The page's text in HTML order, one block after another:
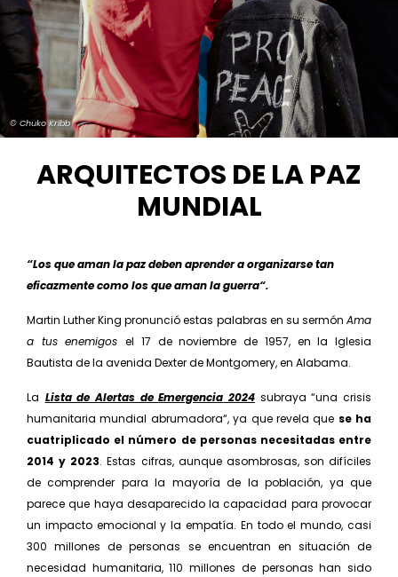
© Chuko Kribb
ARQUITECTOS DE LA PAZ
MUNDIAL
“Los que aman la paz deben aprender a organizar­se tan
eficazmente como los que aman la guerra“.
Martin Luther King pronunció estas palabras en su ser­món Ama
a tus enemigosel 17 de noviembre de 1957, en la Iglesia
Bautista de la avenida Dexter de Montgo­mery, en Alabama.
La Lista de Alertas deEmergencia 2024 subraya “una crisis
humanitaria mundial abrumadora“, ya que revela que se ha
cuatriplicado el número de per­sonas necesitadas entre
2014 y 2023. Estas cifras, aunque asombrosas, son difíciles
de comprender para la mayoría de la población, ya que
parece que haya desaparecido la capacidad para provocar
un impacto emocional y la empatía. En todo el mundo, casi
300 millones de personas se encuentran en situación de
necesidad humanitaria, 110 millones de personas han sido